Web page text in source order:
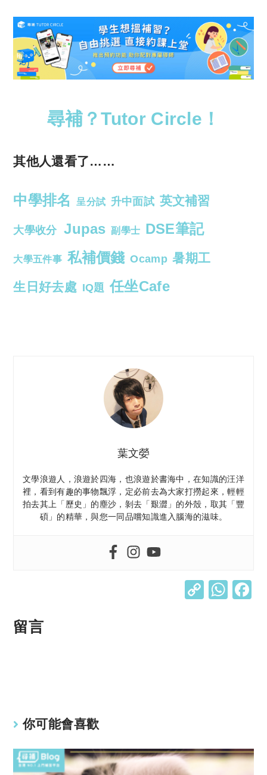
尋補？Tutor Circle！
其他人還看了……
中學排名 呈分試 升中面試 英文補習
大學收分 Jupas 副學士 DSE筆記
大學五件事 私補價錢 Ocamp 暑期工
生日好去處 IQ題 任坐Cafe
葉文嫈
文學浪遊人，浪遊於四海，也浪遊於書海中，在知識的汪洋
裡，看到有趣的事物飄浮，定必前去為大家打撈起來，輕輕
拍去其上「歷史」的塵沙，剝去「艱澀」的外殼，取其「豐
碩」的精華，與您一同品嚐知識進入腦海的滋味。
C W
留言
你可能會喜歡